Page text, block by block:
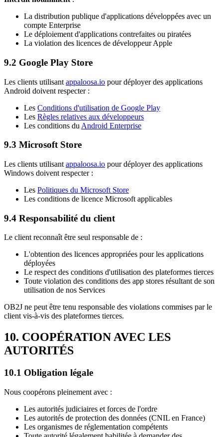
La distribution publique d'applications développées avec un
compte Enterprise
Le déploiement d'applications contrefaites ou piratées
La violation des licences de développeur Apple
9.2 Google Play Store
Les clients utilisant appaloosa.io pour déployer des applications
Android doivent respecter :
Les Conditions d'utilisation de Google Play
Les Règles relatives aux développeurs
Les conditions du Android Enterprise
9.3 Microsoft Store
Les clients utilisant appaloosa.io pour déployer des applications
Windows doivent respecter :
Les Politiques du Microsoft Store
Les conditions de licence Microsoft applicables
9.4 Responsabilité du client
Le client reconnaît être seul responsable de :
L'obtention des licences appropriées pour les applications
déployées
Le respect des conditions d'utilisation des plateformes tierces
Toute violation des conditions des app stores résultant de son
utilisation de nos Services
OB2J ne peut être tenu responsable des violations commises par le
client vis-à-vis des plateformes tierces.
10. COOPÉRATION AVEC LES
AUTORITÉS
10.1 Obligation légale
Nous coopérons pleinement avec :
Les autorités judiciaires et forces de l'ordre
Les autorités de protection des données (CNIL en France)
Les organismes de réglementation compétents